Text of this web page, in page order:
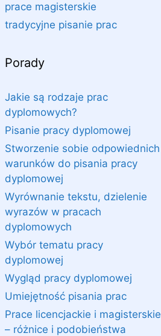
prace magisterskie
tradycyjne pisanie prac
Porady
Jakie są rodzaje prac
dyplomowych?
Pisanie pracy dyplomowej
Stworzenie sobie odpowiednich
warunków do pisania pracy
dyplomowej
Wyrównanie tekstu, dzielenie
wyrazów w pracach
dyplomowych
Wybór tematu pracy
dyplomowej
Wygląd pracy dyplomowej
Umiejętność pisania prac
Prace licencjackie i magisterskie
– różnice i podobieństwa